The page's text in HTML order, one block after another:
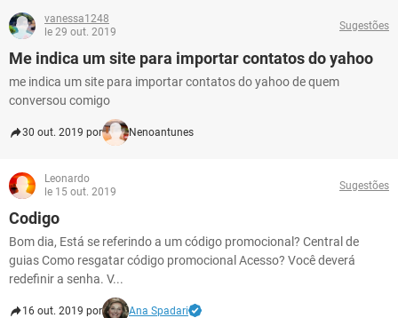
vanessa1248
le 29 out. 2019
Sugestões
Me indica um site para importar contatos do yahoo
me indica um site para importar contatos do yahoo de quem
conversou comigo
30 out. 2019 por Nenoantunes
Leonardo
le 15 out. 2019
Sugestões
Codigo
Bom dia, Está se referindo a um código promocional? Central de
guias Como resgatar código promocional Acesso? Você deverá
redefinir a senha. V...
16 out. 2019 por Ana Spadari